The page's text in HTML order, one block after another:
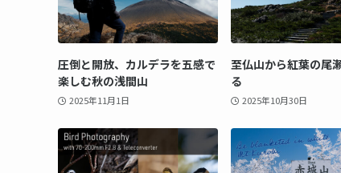
圧倒と開放、カルデラを五感で
楽しむ秋の浅間山
2025年11月1日
至仏山から紅葉の尾
る
2025年10月30日